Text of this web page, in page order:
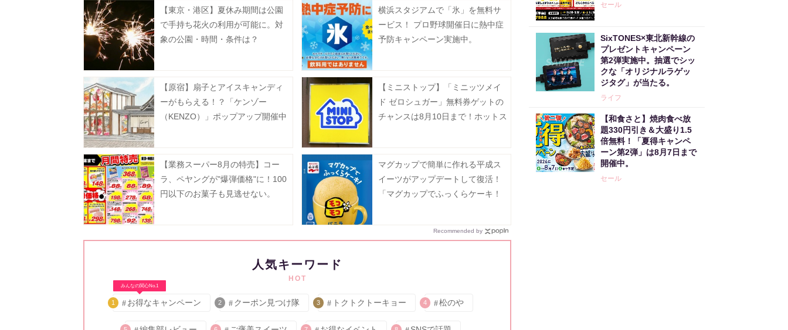
【東京・港区】夏休み期間は公園
で手持ち花火の利用が可能に。対
象の公園・時間・条件は？
横浜スタジアムで「氷」を無料サ
ービス！ プロ野球開催日に熱中症
予防キャンペーン実施中。
【原宿】扇子とアイスキャンディ
ーがもらえる！？「ケンゾー
（KENZO）」ポップアップ開催中
【ミニストップ】「ミニッツメイ
ド ゼロシュガー」無料券ゲットの
チャンスは8月10日まで！ホットス
【業務スーパー8月の特売】コー
ラ、ペヤングが"爆弾価格"に！100
円以下のお菓子も見逃せない。
マグカップで簡単に作れる平成ス
イーツがアップデートして復活！
「マグカップでふっくらケーキ！
Recommended by
人気キーワード
HOT
みんなの関心No.1
1 お得なキャンペーン 2 クーポン見つけ隊 3 トクトクトーキョー 4 松のや
セール
SixTONES×東北新幹線の
プレゼントキャンペーン
第2弾実施中。抽選でシッ
クな「オリジナルラゲッ
ジタグ」が当たる。
ライフ
【和食さと】焼肉食べ放
題330円引き＆大盛り1.5
倍無料！「夏得キャンペ
ーン第2弾」は8月7日まで
開催中。
セール